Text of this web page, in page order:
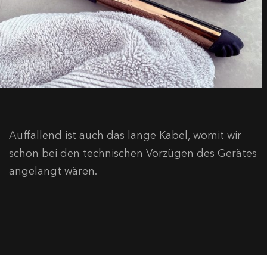
Auffallend ist auch das lange Kabel, womit wir
schon bei den technischen Vorzügen des Gerätes
angelangt wären.